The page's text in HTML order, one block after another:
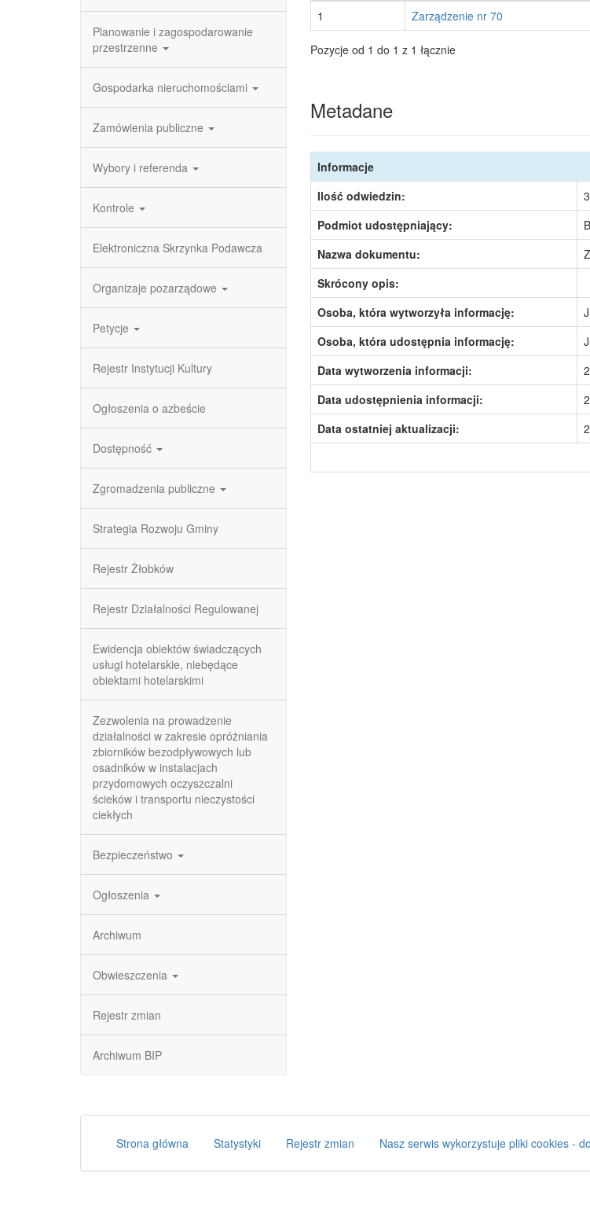
Planowanie i zagospodarowanie
przestrzenne
Gospodarka nieruchomościami
Zamówienia publiczne
Wybory i referenda
Kontrole
Elektroniczna Skrzynka Podawcza
Organizaje pozarządowe
Petycje
Rejestr Instytucji Kultury
Ogłoszenia o azbeście
Dostępność
Zgromadzenia publiczne
Strategia Rozwoju Gminy
Rejestr Żłobków
Rejestr Działalności Regulowanej
Ewidencja obiektów świadczących
usługi hotelarskie, niebędące
obiektami hotelarskimi
Zezwolenia na prowadzenie
działalności w zakresie opróżniania
zbiorników bezodpływowych lub
osadników w instalacjach
przydomowych oczyszczalni
ścieków i transportu nieczystości
ciekłych
Bezpieczeństwo
Ogłoszenia
Archiwum
Obwieszczenia
Rejestr zmian
Archiwum BIP
1
Zarządzenie nr 70
Pozycje od 1 do 1 z 1 łącznie
Metadane
Informacje
Ilość odwiedzin:
Podmiot udostępniający:
Nazwa dokumentu:
Skrócony opis:
Osoba, która wytworzyła informację:
Osoba, która udostępnia informację:
Data wytworzenia informacji:
Data udostępnienia informacji:
Data ostatniej aktualizacji:
Strona główna Statystyki Rejestr zmian Nasz serwis wykorzystuje pliki cookies -